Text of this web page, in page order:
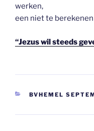
werken,
een niet te
“Jezus wil steeds
CATEGORIEËN
BVHEMEL